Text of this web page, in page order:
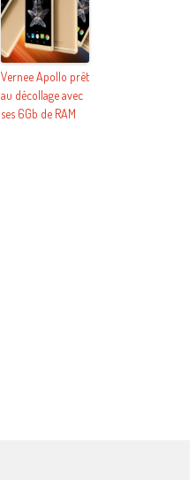
Vernee Apollo prêt
au décollage avec
ses 6Gb de RAM